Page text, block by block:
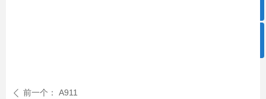
ꄴ 前一个： A911